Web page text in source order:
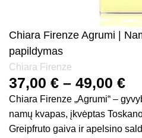
Chiara Firenze Agrumi |
papildymas
Chiara Firenze
37,00 € – 49,00 €
Chiara Firenze „Agrumi“ –
namų kvapas, įkvėptas
Greipfruto gaiva ir apelsino